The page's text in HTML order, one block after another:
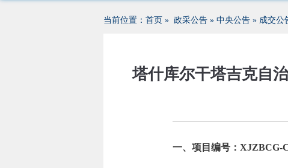
当前位置： 首页 » 政采公告 » 中央公告 » 成交公
塔什库尔干塔吉克自
一、项目编号：XJZBCG-